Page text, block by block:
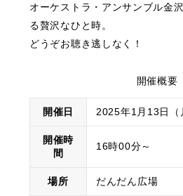
オーケストラ・アンサンブル金
る贅沢なひと時。
どうぞお聴き逃しなく！
開催概要
開催日 2025年1月13日（
開催時
間
16時00分～
場所 だんだん広場